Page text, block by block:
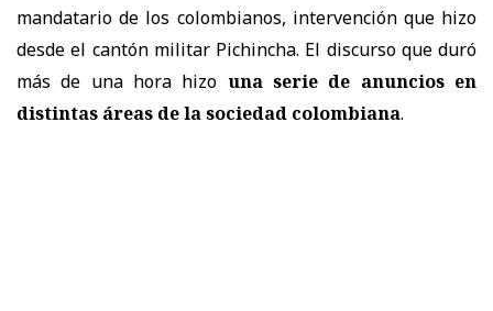
mandatario de los colombianos, intervención que hizo
desde el cantón militar Pichincha. El discurso que duró
más de una hora hizo una serie de anuncios en
distintas áreas de la sociedad colombiana.